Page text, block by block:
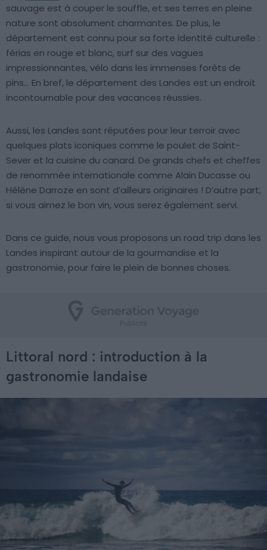
sauvage est à couper le souffle, et ses terres en pleine
nature sont absolument charmantes. De plus, le
département est connu pour sa forte identité culturelle :
férias en rouge et blanc, surf sur des vagues
impressionnantes, vélo dans les immenses forêts de
pins… En bref, le département des Landes est un endroit
incontournable pour des vacances réussies.
Aussi, les Landes sont réputées pour leur terroir avec
quelques plats iconiques comme le poulet de Saint-
Sever et la cuisine du canard. De grands chefs et cheffes
de renommée internationale comme Alain Ducasse ou
Hélène Darroze en sont d’ailleurs originaires ! D’autre part,
si vous aimez le bon vin, vous serez également servi.
Dans ce guide, nous vous proposons un road trip dans les
Landes inspirant autour de la gourmandise et la
gastronomie, pour faire le plein de bonnes choses.
Littoral nord : introduction à la
gastronomie landaise